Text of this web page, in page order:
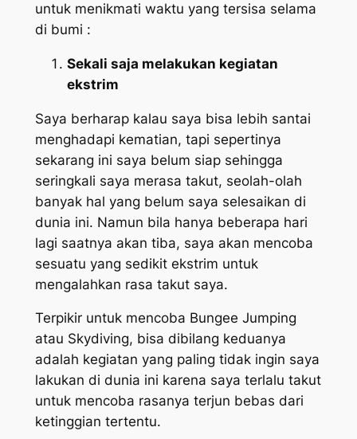
untuk menikmati waktu yang tersisa selama
di bumi :
Sekali saja melakukan kegiatan
ekstrim
Saya berharap kalau saya bisa lebih santai
menghadapi kematian, tapi sepertinya
sekarang ini saya belum siap sehingga
seringkali saya merasa takut, seolah-olah
banyak hal yang belum saya selesaikan di
dunia ini. Namun bila hanya beberapa hari
lagi saatnya akan tiba, saya akan mencoba
sesuatu yang sedikit ekstrim untuk
mengalahkan rasa takut saya.
Terpikir untuk mencoba Bungee Jumping
atau Skydiving, bisa dibilang keduanya
adalah kegiatan yang paling tidak ingin saya
lakukan di dunia ini karena saya terlalu takut
untuk mencoba rasanya terjun bebas dari
ketinggian tertentu.